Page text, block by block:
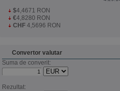
$4,4671 RON
€4,8280 RON
CHF 4,5696 RON
Convertor valutar
Suma de converit:
Rezultat: